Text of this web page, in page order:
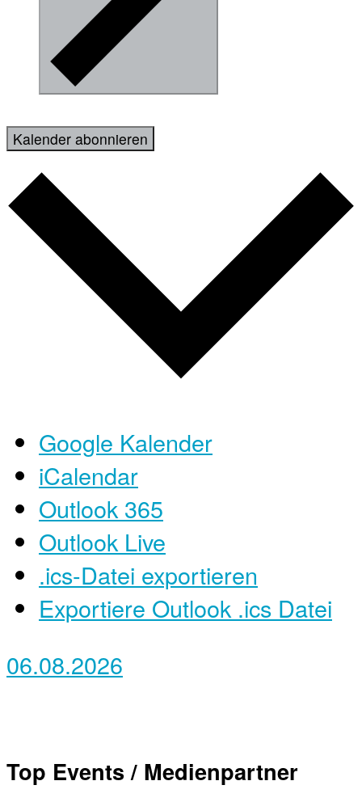
Kalender abonnieren
Google Kalender
iCalendar
Outlook 365
Outlook Live
.ics-Datei exportieren
Exportiere Outlook .ics Datei
06.08.2026
Top Events / Medienpartner